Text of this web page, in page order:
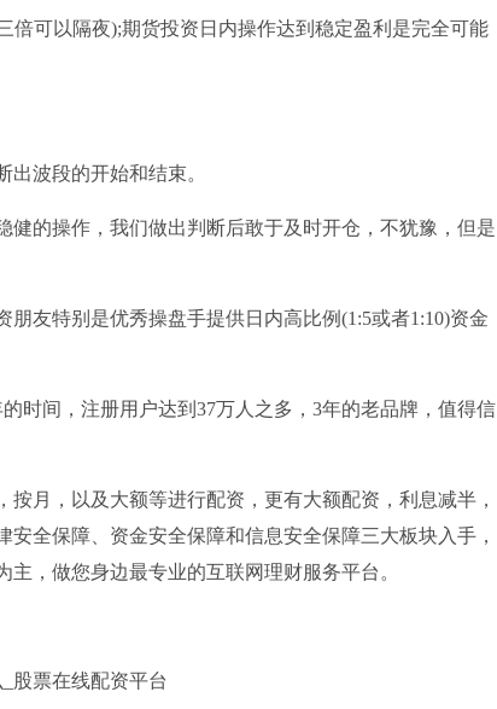
倍可以隔夜);期货投资日内操作达到稳定盈利是完全可能
波段的开始和结束。
的操作，我们做出判断后敢于及时开仓，不犹豫，但是
友特别是优秀操盘手提供日内高比例(1:5或者1:10)资金
时间，注册用户达到37万人之多，3年的老品牌，值得信
月，以及大额等进行配资，更有大额配资，利息减半，
全保障、资金安全保障和信息安全保障三大板块入手，
，做您身边最专业的互联网理财服务平台。